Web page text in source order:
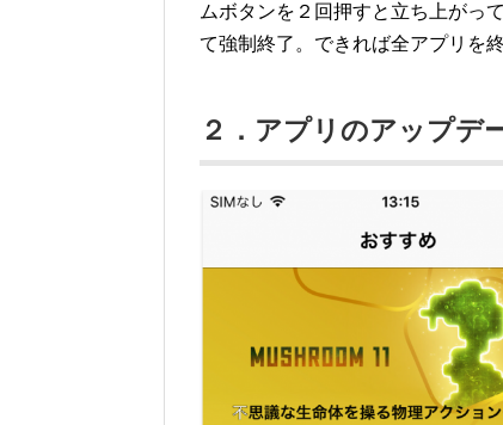
ムボタンを２回押すと立ち上がっ
て強制終了。できれば全アプリを
２．アプリのアップデ